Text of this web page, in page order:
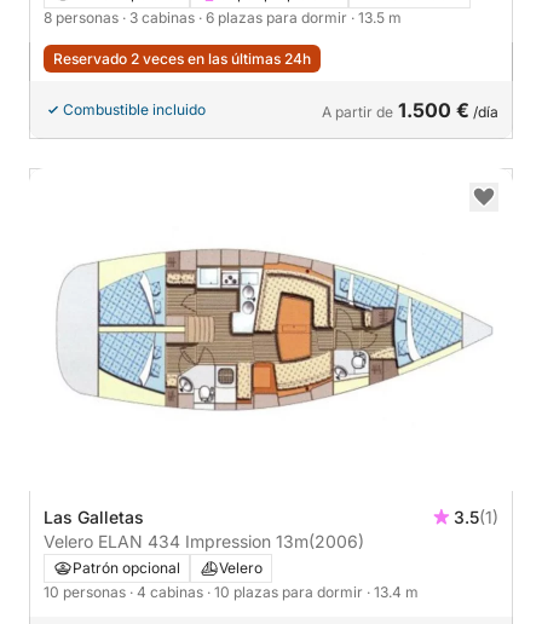
8 personas · 3 cabinas · 6 plazas para dormir · 13.5 m
Reservado 2 veces en las últimas 24h
Combustible incluido A partir de 1.500 € /día
Las Galletas 3.5(1)
Velero ELAN 434 Impression 13m(2006)
Patrón opcional
Velero
10 personas · 4 cabinas · 10 plazas para dormir · 13.4 m